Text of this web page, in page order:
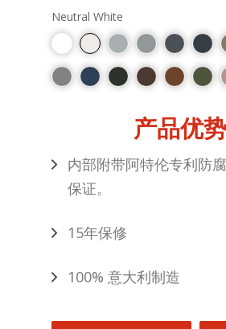
Neutral White
产品优势
内部附带阿特伦专利防
保证。
15年保修
100% 意大利制造